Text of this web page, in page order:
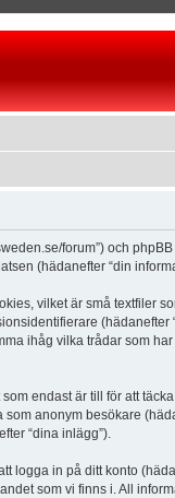
forum”) och phpBB
(hädanefter “din
vilket är små textfiler
(hädanefter
ihåg vilka trådar som
endast är till för att
anonym besökare
“dina inlägg”).
logga in på ditt konto
som vi finns i. All